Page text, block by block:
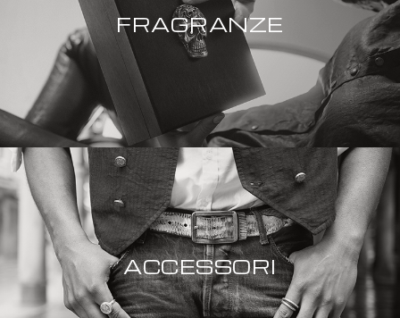
FRAGRANZE
ACCESSORI